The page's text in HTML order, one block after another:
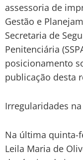
assessoria de
Gestão e
Secretaria de
Penitenciária
posicionamento
publicação desta
Irregularidades na
Na última quinta-
Leila Maria de